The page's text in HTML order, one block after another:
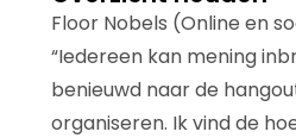
Floor Nobels (Online en
“Iedereen kan mening
benieuwd naar de
organiseren. Ik vind de